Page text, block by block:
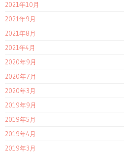
2021年10月
2021年9月
2021年8月
2021年4月
2020年9月
2020年7月
2020年3月
2019年9月
2019年5月
2019年4月
2019年3月